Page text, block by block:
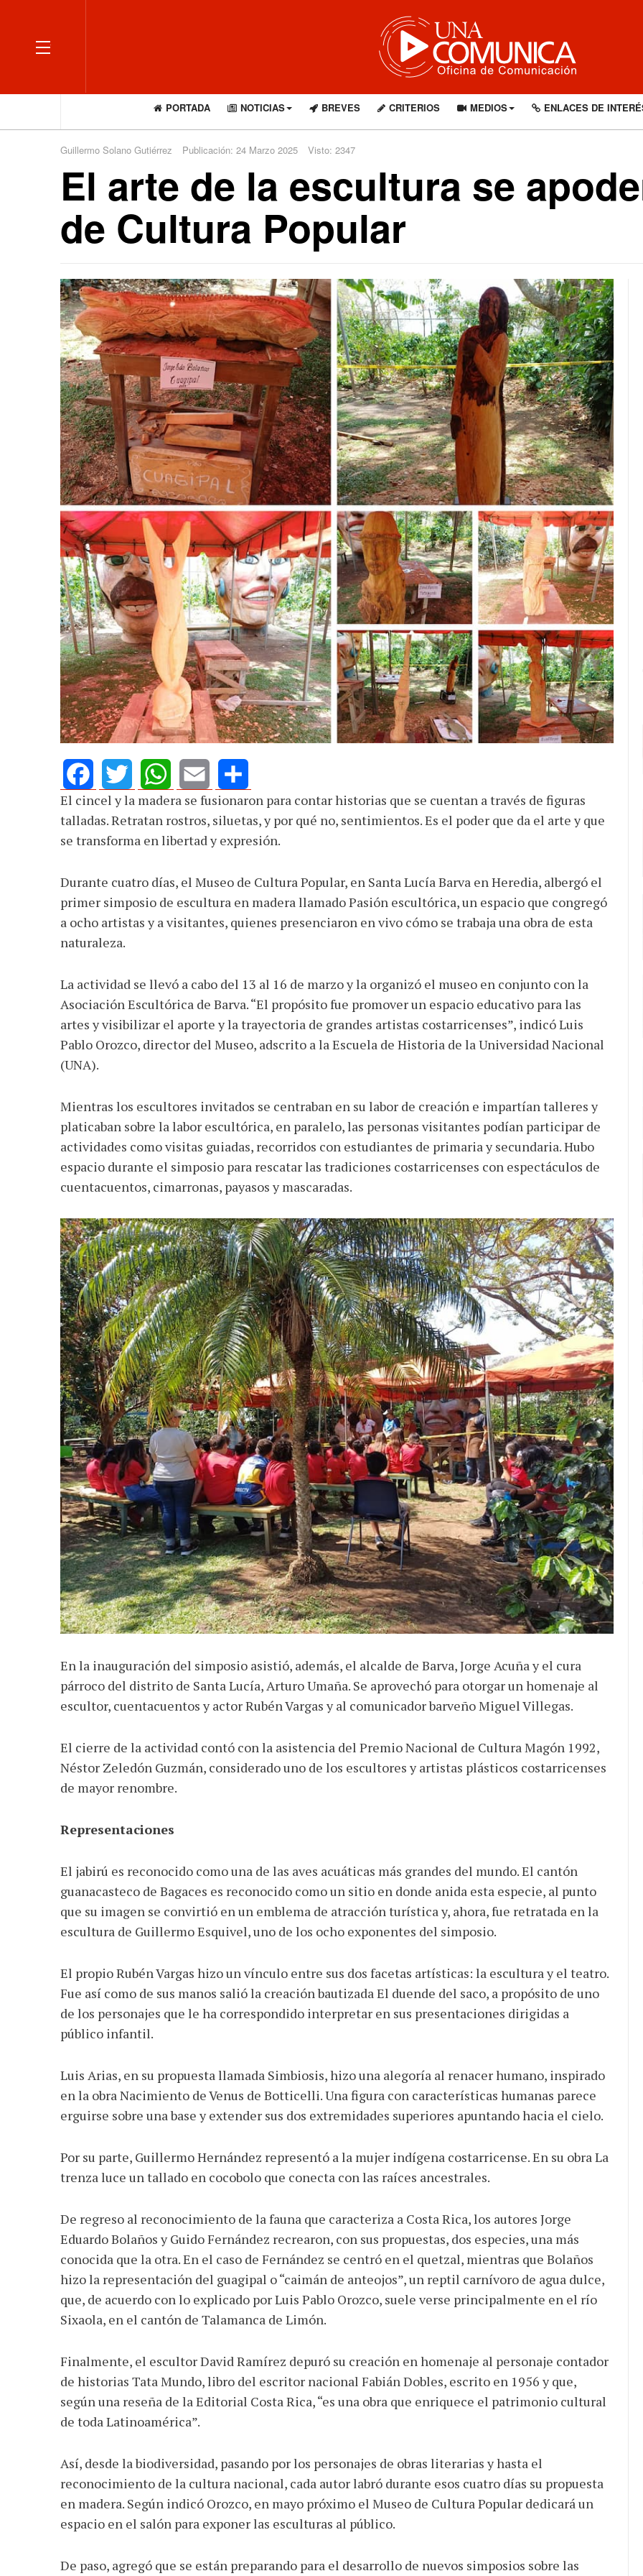
OFF CANVAS
PORTADA NOTICIAS BREVES CRITERIOS MEDIOS ENLACES DE
Guillermo Solano Gutiérrez Publicación: 24 Marzo 2025 Visto: 2347
El arte de la escultura se
de Cultura Popular
FacebookTwitterWhatsApp
Email Share
El cincel y la madera se fusionaron para contar historias que se cuentan a través de figuras
talladas. Retratan rostros, siluetas, y por qué no, sentimientos. Es el poder que da el arte y que
se transforma en libertad y expresión.
Durante cuatro días, el Museo de Cultura Popular, en Santa Lucía Barva en Heredia, albergó el
primer simposio de escultura en madera llamado Pasión escultórica, un espacio que congregó
a ocho artistas y a visitantes, quienes presenciaron en vivo cómo se trabaja una obra de esta
naturaleza.
La actividad se llevó a cabo del 13 al 16 de marzo y la organizó el museo en conjunto con la
Asociación Escultórica de Barva. “El propósito fue promover un espacio educativo para las
artes y visibilizar el aporte y la trayectoria de grandes artistas costarricenses”, indicó Luis
Pablo Orozco, director del Museo, adscrito a la Escuela de Historia de la Universidad Nacional
(UNA).
Mientras los escultores invitados se centraban en su labor de creación e impartían talleres y
platicaban sobre la labor escultórica, en paralelo, las personas visitantes podían participar de
actividades como visitas guiadas, recorridos con estudiantes de primaria y secundaria. Hubo
espacio durante el simposio para rescatar las tradiciones costarricenses con espectáculos de
cuentacuentos, cimarronas, payasos y mascaradas.
En la inauguración del simposio asistió, además, el alcalde de Barva, Jorge Acuña y el cura
párroco del distrito de Santa Lucía, Arturo Umaña. Se aprovechó para otorgar un homenaje al
escultor, cuentacuentos y actor Rubén Vargas y al comunicador barveño Miguel Villegas.
El cierre de la actividad contó con la asistencia del Premio Nacional de Cultura Magón 1992,
Néstor Zeledón Guzmán, considerado uno de los escultores y artistas plásticos costarricenses
de mayor renombre.
Representaciones
El jabirú es reconocido como una de las aves acuáticas más grandes del mundo. El cantón
guanacasteco de Bagaces es reconocido como un sitio en donde anida esta especie, al punto
que su imagen se convirtió en un emblema de atracción turística y, ahora, fue retratada en la
escultura de Guillermo Esquivel, uno de los ocho exponentes del simposio.
El propio Rubén Vargas hizo un vínculo entre sus dos facetas artísticas: la escultura y el teatro.
Fue así como de sus manos salió la creación bautizada El duende del saco, a propósito de uno
de los personajes que le ha correspondido interpretar en sus presentaciones dirigidas a
público infantil.
Luis Arias, en su propuesta llamada Simbiosis, hizo una alegoría al renacer humano, inspirado
en la obra Nacimiento de Venus de Botticelli. Una figura con características humanas parece
erguirse sobre una base y extender sus dos extremidades superiores apuntando hacia el cielo.
Por su parte, Guillermo Hernández representó a la mujer indígena costarricense. En su obra La
trenza luce un tallado en cocobolo que conecta con las raíces ancestrales.
De regreso al reconocimiento de la fauna que caracteriza a Costa Rica, los autores Jorge
Eduardo Bolaños y Guido Fernández recrearon, con sus propuestas, dos especies, una más
conocida que la otra. En el caso de Fernández se centró en el quetzal, mientras que Bolaños
hizo la representación del guagipal o “caimán de anteojos”, un reptil carnívoro de agua dulce,
que, de acuerdo con lo explicado por Luis Pablo Orozco, suele verse principalmente en el río
Sixaola, en el cantón de Talamanca de Limón.
Finalmente, el escultor David Ramírez depuró su creación en homenaje al personaje contador
de historias Tata Mundo, libro del escritor nacional Fabián Dobles, escrito en 1956 y que,
según una reseña de la Editorial Costa Rica, “es una obra que enriquece el patrimonio cultural
de toda Latinoamérica”.
Así, desde la biodiversidad, pasando por los personajes de obras literarias y hasta el
reconocimiento de la cultura nacional, cada autor labró durante esos cuatro días su propuesta
en madera. Según indicó Orozco, en mayo próximo el Museo de Cultura Popular dedicará un
espacio en el salón para exponer las esculturas al público.
De paso, agregó que se están preparando para el desarrollo de nuevos simposios sobre las
AGOSTO 05, 2026
Consejo Universitario llama a
defender la democracia
JULIO 24, 2026
Rechazo al reparto desigual
de ganancias es mayor
cuando hubo esfuerzo